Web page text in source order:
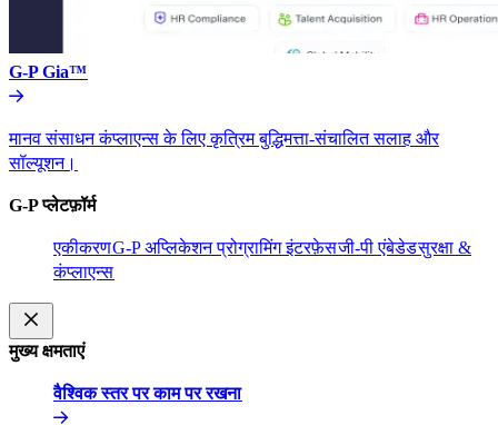
G-P Gia™​​
मानव संसाधन कंप्लाएन्स के लिए कृत्रिम बुद्धिमत्ता-संचालित सलाह और
सॉल्यूशन।​​
G-P प्लेटफ़ॉर्म​​
एकीकरण​​G-P अप्लिकेशन प्रोग्रामिंग इंटरफ़ेस​​जी-पी एंबेडेड​​सुरक्षा &
कंप्लाएन्स​​
मुख्य क्षमताएं​​
वैश्विक स्तर पर काम पर रखना​​